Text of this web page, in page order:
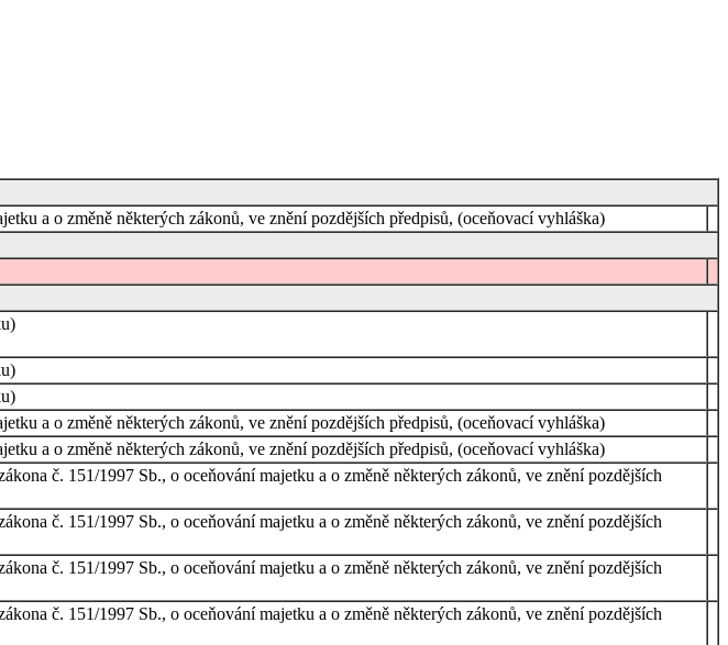
a o změně některých zákonů, ve znění pozdějších předpisů, (oceňovací vyhláška)
a o změně některých zákonů, ve znění pozdějších předpisů, (oceňovací vyhláška)
a o změně některých zákonů, ve znění pozdějších předpisů, (oceňovací vyhláška)
č. 151/1997 Sb., o oceňování majetku a o změně některých zákonů, ve znění pozdějších
č. 151/1997 Sb., o oceňování majetku a o změně některých zákonů, ve znění pozdějších
č. 151/1997 Sb., o oceňování majetku a o změně některých zákonů, ve znění pozdějších
č. 151/1997 Sb., o oceňování majetku a o změně některých zákonů, ve znění pozdějších